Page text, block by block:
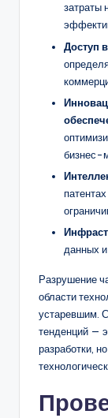
затраты
Доступ
бизнес-
данных и
Разрушение
области
устаревшим.
тенденций —
разработки,